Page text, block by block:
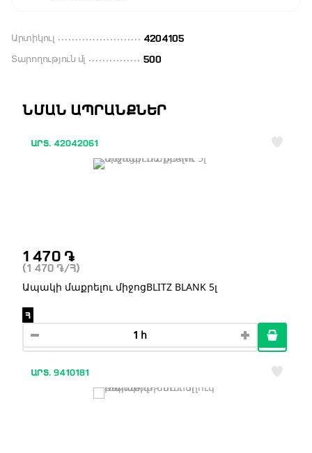
Արտիկուլ 4204105
Տարողություն մլ 500
ՆՄԱՆ ԱՊՐԱՆՔՆԵՐ
ԱՐՏ. 42042061
1 470 ֏
(1 470 ֏ /Հ)
Ապակի մաքրելու միջոցBLITZ BLANK 5լ
Հ
ԱՐՏ. 9410181